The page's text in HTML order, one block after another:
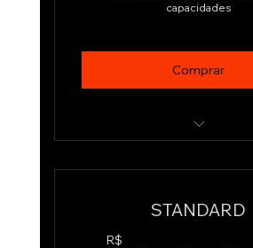
capacidades
Comprar
IA
Processamento de dados
Suporte básico
STANDARD
R$